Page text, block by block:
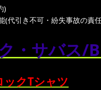
)
(代引き不可・紛失事故の責
・サバス/
クTシャツ